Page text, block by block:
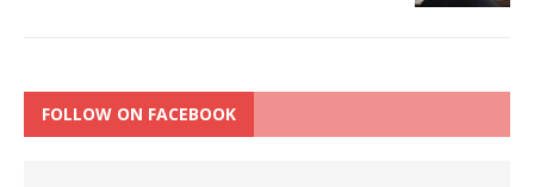
FOLLOW ON FACEBOOK